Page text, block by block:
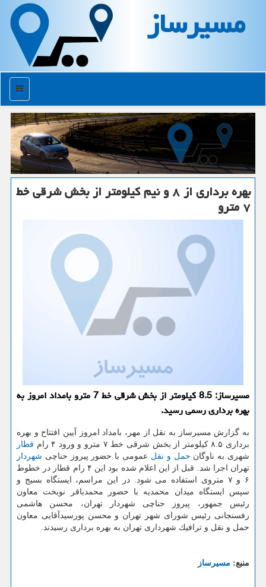
مسیرساز
منو
بهره برداری از ۸ و نیم كیلومتر از بخش شرقی خط
۷ مترو
مسیرساز: 8.5 كیلومتر از بخش شرقی خط 7 مترو بامداد امروز به
بهره برداری رسمی رسید.
به گزارش مسیرساز به نقل از مهر، بامداد امروز آیین افتتاح و بهره
برداری ۸.۵ كیلومتر از بخش شرقی خط ۷ مترو و ورود ۴ رام
قطار
شهری به ناوگان حمل و نقل عمومی با حضور پیروز حناچی شهردار
تهران اجرا شد. قبل از این اعلام شده بود این ۴ رام قطار در خطوط
۶ و ۷ متروی استفاده می شود. در این مراسم، ایستگاه بسیج و
سپس ایستگاه میدان محمدیه با حضور محمدباقر نوبخت معاون
رئیس جمهور، پیروز حناچی شهردار تهران، محسن هاشمی
رفسنجانی رئیس شورای شهر تهران و محسن پورسیدآقایی معاون
حمل و نقل و ترافیك شهرداری تهران به بهره برداری رسیدند.
منبع: مسیرساز